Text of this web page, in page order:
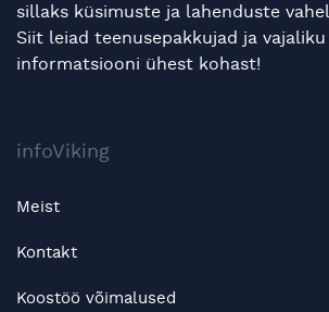
sillaks küsimuste ja lahenduste vahel.
Siit leiad teenusepakkujad ja vajaliku
informatsiooni ühest kohast!
infoViking
Meist
Kontakt
Koostöö võimalused